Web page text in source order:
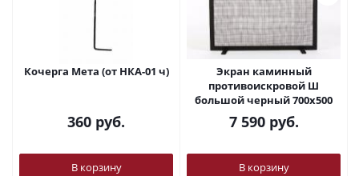
Кочерга Мета (от НКА-01 ч)
360 руб.
В корзину
Экран каминный
противоискровой Ш
большой черный 700х500
7 590руб.
В корзину